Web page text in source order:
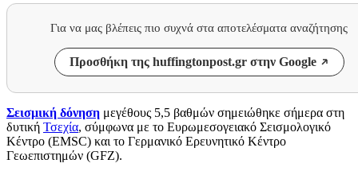
Για να μας βλέπεις πιο συχνά στα αποτελέσματα αναζήτησης
Προσθήκη της huffingtonpost.gr στην Google
Σεισμική δόνηση μεγέθους 5,5 βαθμών σημειώθηκε σήμερα στη
δυτική Τσεχία, σύμφωνα με το Ευρωμεσογειακό Σεισμολογικό
Κέντρο (EMSC) και το Γερμανικό Ερευνητικό Κέντρο
Γεωεπιστημών (GFZ).